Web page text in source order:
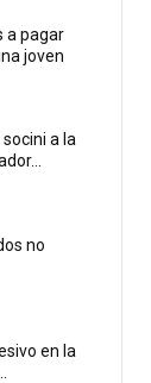
a pagar
joven
a la
no
en la